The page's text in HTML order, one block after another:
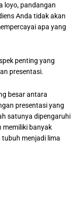
loyo, pandangan
Anda tidak akan
apa yang
penting yang
presentasi.
besar antara
presentasi yang
satunya dipengaruhi
memiliki banyak
menjadi lima